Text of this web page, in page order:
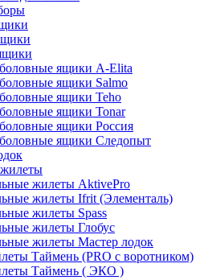
ящики A-Elita
ящики Salmo
ящики Teho
ящики Tonar
ящики Россия
ящики Следопыт
жилеты AktivePro
жилеты Ifrit (Элементаль)
жилеты Spass
жилеты Глобус
жилеты Мастер лодок
Таймень (PRO c воротником)
Таймень ( ЭКО )